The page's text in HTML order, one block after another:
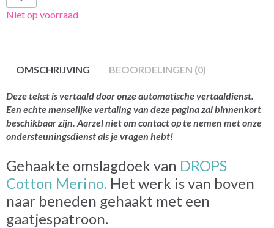
Niet op voorraad
OMSCHRIJVING BEOORDELINGEN (0)
Deze tekst is vertaald door onze automatische vertaaldienst.
Een echte menselijke vertaling van deze pagina zal binnenkort
beschikbaar zijn. Aarzel niet om contact op te nemen met onze
ondersteuningsdienst als je vragen hebt!
Gehaakte omslagdoek van DROPS
Cotton Merino. Het werk is van boven
naar beneden gehaakt met een
gaatjespatroon.